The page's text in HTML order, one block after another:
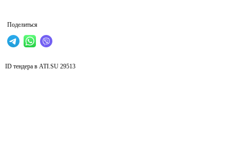
Поделиться
ID тендера в ATI.SU 29513